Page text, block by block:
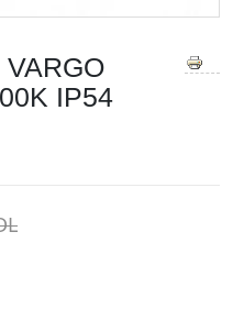
IP54